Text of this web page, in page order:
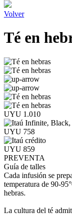
Volver
Té en
UYU 1.010
UYU 758
UYU 859
PREVENTA
Guía de talles
Cada infusión se
temperatura de 90-
hebras.
La cultura del té